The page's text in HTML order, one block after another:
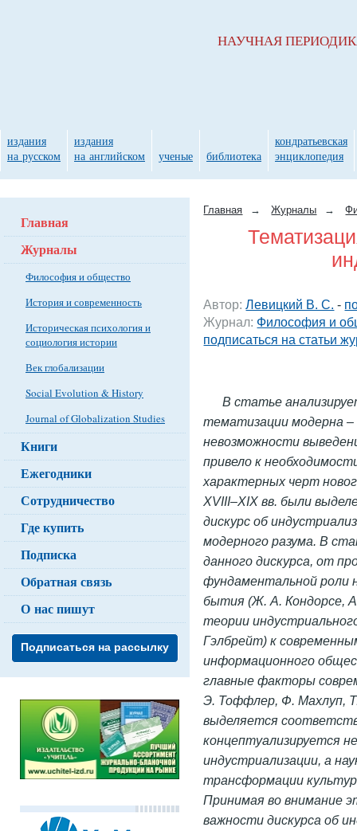
Главная → Журналы →
Автор: Левицкий В. С. -
Журнал: Философия и
подписаться на статьи
В статье
тематизации модерна –
невозможности
привело к
характерных черт
XVIII–XIX вв. были
дискурс об
модерного разума. В
данного дискурса, от
фундаментальной роли
бытия (Ж. А. Кондорсе,
теории
Гэлбрейт) к
информационного
главные факторы
Э. Тоффлер, Ф. Махлуп,
выделяется
концептуализируется
индустриализации, а
трансформации
Принимая во внимание
важности дискурса об
Главная
Журналы
Философия и общество
История и современность
Историческая психология и
социология истории
Век глобализации
Social Evolution & History
Journal of Globalization Studies
Книги
Ежегодники
Сотрудничество
Где купить
Подписка
Обратная связь
О нас пишут
Подписаться на рассылку
НАУЧНАЯ
издания
на русском
издания
на английском
ученые библиотека
кондратьевская
энциклопедия